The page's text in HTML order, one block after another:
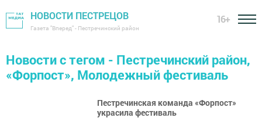
НОВОСТИ ПЕСТРЕЦОВ
Газета "Вперед" - Пестречинский район
16+
Новости с тегом - Пестречинский район,
«Форпост», Молодежный фестиваль
Пестречинская команда «Форпост»
украсила фестиваль